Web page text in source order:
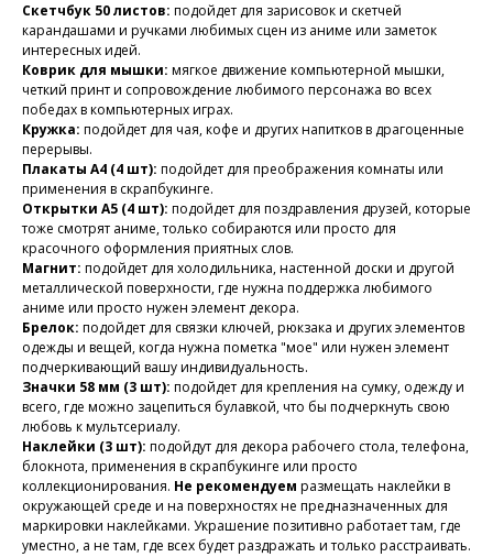
Скетчбук 50 листов: подойдет для зарисовок и скетчей
карандашами и ручками любимых сцен из аниме или заметок
интересных идей.
Коврик для мышки: мягкое движение компьютерной мышки,
четкий принт и сопровождение любимого персонажа во всех
победах в компьютерных играх.
Кружка: подойдет для чая, кофе и других напитков в драгоценные
перерывы.
Плакаты А4 (4 шт): подойдет для преображения комнаты или
применения в скрапбукинге.
Открытки А5 (4 шт): подойдет для поздравления друзей, которые
тоже смотрят аниме, только собираются или просто для
красочного оформления приятных слов.
Магнит: подойдет для холодильника, настенной доски и другой
металлической поверхности, где нужна поддержка любимого
аниме или просто нужен элемент декора.
Брелок: подойдет для связки ключей, рюкзака и других элементов
одежды и вещей, когда нужна пометка "мое" или нужен элемент
подчеркивающий вашу индивидуальность.
Значки 58 мм (3 шт): подойдет для крепления на сумку, одежду и
всего, где можно зацепиться булавкой, что бы подчеркнуть свою
любовь к мультсериалу.
Наклейки (3 шт): подойдут для декора рабочего стола, телефона,
блокнота, применения в скрапбукинге или просто
коллекционирования. Не рекомендуем размещать наклейки в
окружающей среде и на поверхностях не предназначенных для
маркировки наклейками. Украшение позитивно работает там, где
уместно, а не там, где всех будет раздражать и только расстраивать.